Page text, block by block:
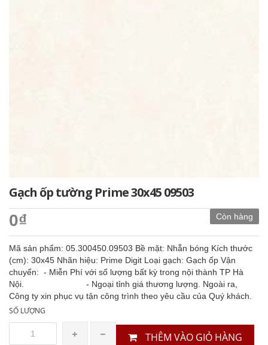
Gạch ốp tường Prime 30x45 09503
Còn hàng
0₫
Mã sản phẩm: 05.300450.09503 Bề mặt: Nhẵn bóng Kích thước
(cm): 30x45 Nhãn hiệu: Prime Digit Loại gạch: Gạch ốp Vận
chuyển: - Miễn Phí với số lượng bất kỳ trong nội thành TP Hà
Nội. - Ngoại tỉnh giá thương lượng. Ngoài ra,
Công ty xin phục vụ tận công trình theo yêu cầu của Quý khách.
SỐ LƯỢNG
THÊM VÀO GIỎ HÀNG